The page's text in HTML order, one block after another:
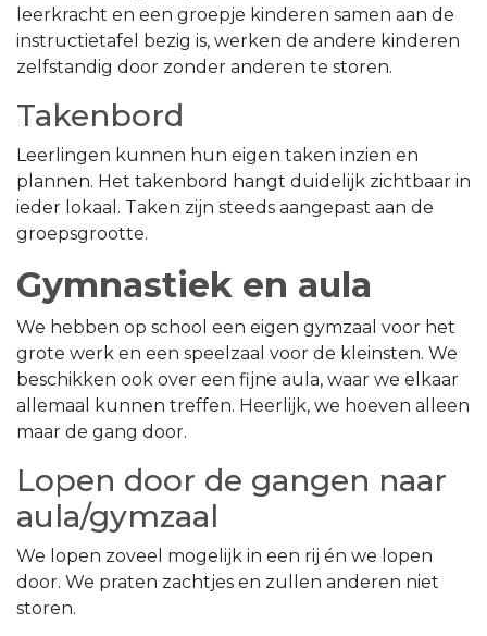
leerkracht en een groepje kinderen samen aan de
instructietafel bezig is, werken de andere kinderen
zelfstandig door zonder anderen te storen.
Takenbord
Leerlingen kunnen hun eigen taken inzien en
plannen. Het takenbord hangt duidelijk zichtbaar in
ieder lokaal. Taken zijn steeds aangepast aan de
groepsgrootte.
Gymnastiek en aula
We hebben op school een eigen gymzaal voor het
grote werk en een speelzaal voor de kleinsten. We
beschikken ook over een fijne aula, waar we elkaar
allemaal kunnen treffen. Heerlijk, we hoeven alleen
maar de gang door.
Lopen door de gangen naar
aula/gymzaal
We lopen zoveel mogelijk in een rij én we lopen
door. We praten zachtjes en zullen anderen niet
storen.